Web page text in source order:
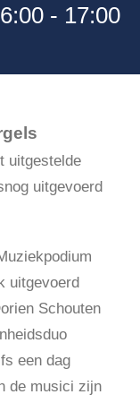
- 17:00
uitgestelde
uitgevoerd
uitgevoerd
Schouten
een dag
de musici zijn